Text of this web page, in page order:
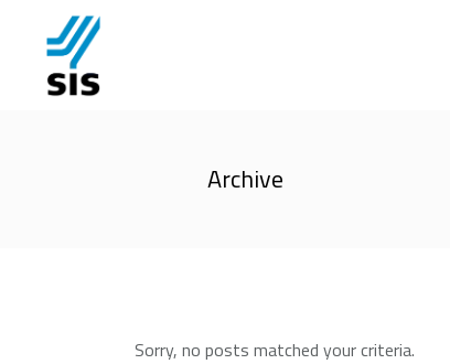
Archive
Sorry, no posts matched your criteria.